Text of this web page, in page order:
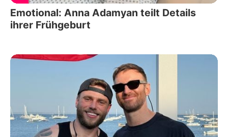
Emotional: Anna Adamyan teilt Details
ihrer Frühgeburt